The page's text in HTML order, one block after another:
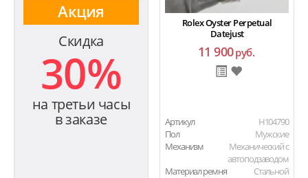
Акция
Скидка
30%
на третьи часы
в заказе
Rolex Oyster Perpetual
Datejust
11 900руб.
Артикул
H104790
Пол
Мужские
Механизм
Механический с
автоподзаводом
Материал ремня
Стальной